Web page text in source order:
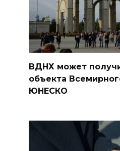
ВДНХ может
объекта
ЮНЕСКО